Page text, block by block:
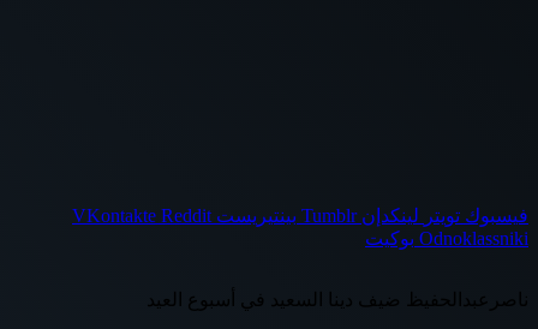
فيسبوك تويتر لينكدإن بينتيريست
Odnoklassniki بوكيت
ناصرعبدالحفيظ ضيف دينا السعيد في أسبوع العيد